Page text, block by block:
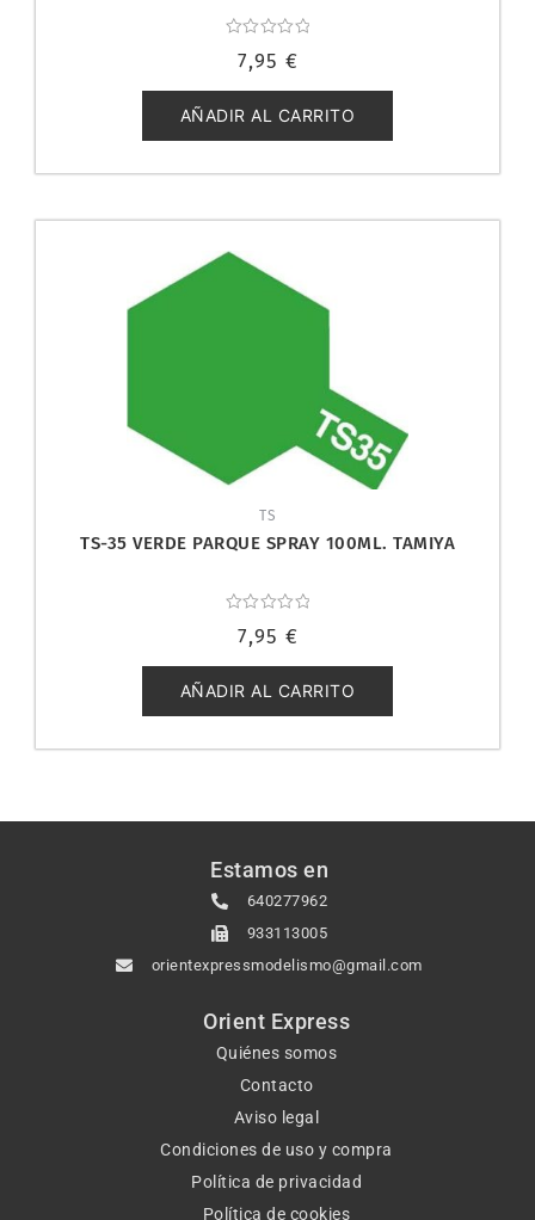
con
de
5
7,95 €
AÑADIR AL CARRITO
TS
TS-35 VERDE PARQUE SPRAY 100ML. TAMIYA
con
de
5
7,95 €
AÑADIR AL CARRITO
Estamos en
640277962
933113005
orientexpressmodelismo@gmail.com
Orient Express
Quiénes somos
Contacto
Aviso legal
Condiciones de uso y compra
Política de privacidad
Política de cookies